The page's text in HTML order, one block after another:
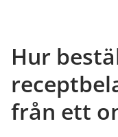
Hur
från ett